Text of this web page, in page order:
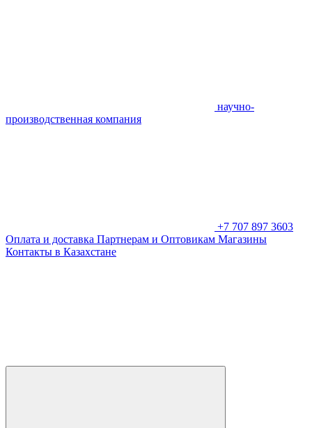
научно-
производственная компания
+7 707 897 3603
Оплата и доставка Партнерам и Оптовикам Магазины
Контакты в Казахстане